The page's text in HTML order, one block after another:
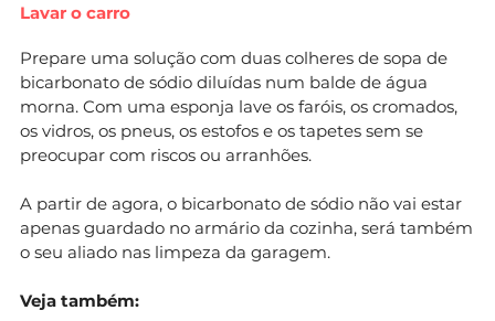
Lavar o carro
Prepare uma solução com duas colheres de sopa de
bicarbonato de sódio diluídas num balde de água
morna. Com uma esponja lave os faróis, os cromados,
os vidros, os pneus, os estofos e os tapetes sem se
preocupar com riscos ou arranhões.
A partir de agora, o bicarbonato de sódio não vai estar
apenas guardado no armário da cozinha, será também
o seu aliado nas limpeza da garagem.
Veja também: